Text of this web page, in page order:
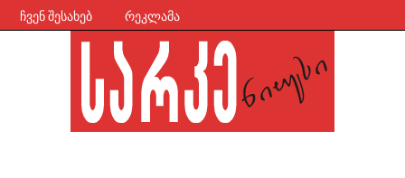
ჩვენ შესახებ რეკლამა